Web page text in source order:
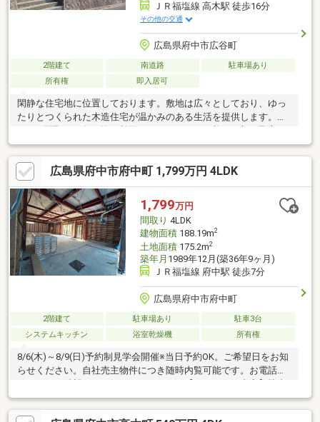
ＪＲ福塩線 高木駅 徒歩16分
その他の交通
広島県府中市広谷町
2階建て 南道路
駐車場あり
所有権
即入居可
閑静な住宅地に位置しております。敷地は広々としており、ゆっ
たりとつくられた木造住宅が温かみのある生活を提供します。
す。前面道路から階段をのぼると、お庭もあり、プライベート空
間を感じれます。また、周辺環境は落ち着いており、静かな生活
を求める方に理想的です。この温かみのある木造住宅で、心地よ
い暮らしを始めてみませんか？ぜひ一度、ご見学いただき、その
魅力を直接お確かめください。備考：建物面積につきまして、増
築未登記有り。増築部面積42.88㎡、延床面積121.74㎡（課税明細
書参照）
広島県府中市府中町 1,799万円 4LDK
1,799万円
間取り 4LDK
建物面積188.19m2
土地面積175.2m2
築年月 1989年12月(築36年9ヶ月)
ＪＲ福塩線 府中駅 徒歩7分
広島県府中市府中町
2階建て 駐車場あり
駐車3台
システムキッチン
浴室乾燥機 所有権
8/6(木)～8/9(日)予約制見学会開催※当日予約OK。ご希望日をお知
らせください。自社売主物件につき随時内覧可能です。お電話か
場拡張、外壁塗装システムキッチン交換、ユニットバス交換、ト
イレ交換、洗面化粧台交換、間取変更、玄関扉交換、床材上張、